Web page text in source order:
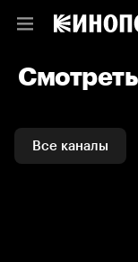
Все каналы